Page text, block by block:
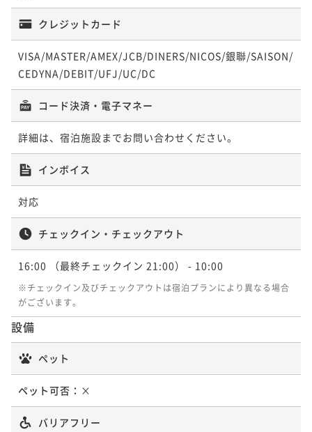
クレジットカード
VISA/MASTER/AMEX/JCB/DINERS/NICOS/銀聯/SAISON/
CEDYNA/DEBIT/UFJ/UC/DC
コード決済・電子マネー
詳細は、宿泊施設までお問い合わせください。
インボイス
対応
チェックイン・チェックアウト
16:00 （最終チェックイン 21:00） - 10:00
※チェックイン及びチェックアウトは宿泊プランにより異なる場合
がございます。
設備
ペット
ペット可否： ×
バリアフリー